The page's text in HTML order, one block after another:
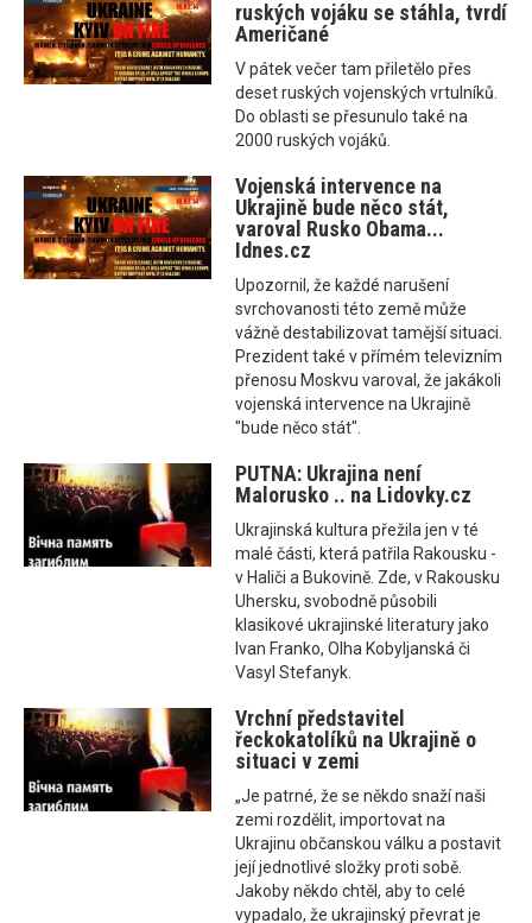
ruských vojáku se stáhla, tvrdí
Američané
V pátek večer tam přiletělo přes
deset ruských vojenských vrtulníků.
Do oblasti se přesunulo také na
2000 ruských vojáků.
Vojenská intervence na
Ukrajině bude něco stát,
varoval Rusko Obama...
Idnes.cz
Upozornil, že každé narušení
svrchovanosti této země může
vážně destabilizovat tamější situaci.
Prezident také v přímém televizním
přenosu Moskvu varoval, že jakákoli
vojenská intervence na Ukrajině
"bude něco stát".
PUTNA: Ukrajina není
Malorusko .. na Lidovky.cz
Ukrajinská kultura přežila jen v té
malé části, která patřila Rakousku -
v Haliči a Bukovině. Zde, v Rakousku
Uhersku, svobodně působili
klasikové ukrajinské literatury jako
Ivan Franko, Olha Kobyljanská či
Vasyl Stefanyk.
Vrchní představitel
řeckokatolíků na Ukrajině o
situaci v zemi
„Je patrné, že se někdo snaží naši
zemi rozdělit, importovat na
Ukrajinu občanskou válku a postavit
její jednotlivé složky proti sobě.
Jakoby někdo chtěl, aby to celé
vypadalo, že ukrajinský převrat je